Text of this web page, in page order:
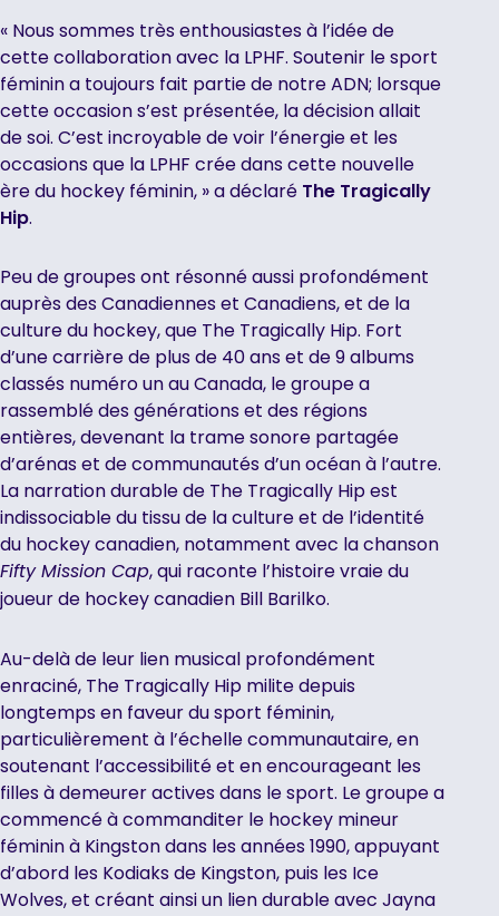
« Nous sommes très enthousiastes à l’idée de
cette collaboration avec la LPHF. Soutenir le sport
féminin a toujours fait partie de notre ADN; lorsque
cette occasion s’est présentée, la décision allait
de soi. C’est incroyable de voir l’énergie et les
occasions que la LPHF crée dans cette nouvelle
ère du hockey féminin, » a déclaré The Tragically
Hip.
Peu de groupes ont résonné aussi profondément
auprès des Canadiennes et Canadiens, et de la
culture du hockey, que The Tragically Hip. Fort
d’une carrière de plus de 40 ans et de 9 albums
classés numéro un au Canada, le groupe a
rassemblé des générations et des régions
entières, devenant la trame sonore partagée
d’arénas et de communautés d’un océan à l’autre.
La narration durable de The Tragically Hip est
indissociable du tissu de la culture et de l’identité
du hockey canadien, notamment avec la chanson
Fifty Mission Cap, qui raconte l’histoire vraie du
joueur de hockey canadien Bill Barilko.
Au-delà de leur lien musical profondément
enraciné, The Tragically Hip milite depuis
longtemps en faveur du sport féminin,
particulièrement à l’échelle communautaire, en
soutenant l’accessibilité et en encourageant les
filles à demeurer actives dans le sport. Le groupe a
commencé à commanditer le hockey mineur
féminin à Kingston dans les années 1990, appuyant
d’abord les Kodiaks de Kingston, puis les Ice
Wolves, et créant ainsi un lien durable avec Jayna